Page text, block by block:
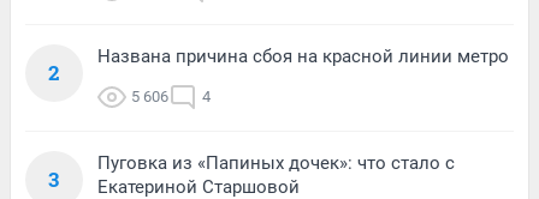
2
Названа причина сбоя на красной линии метро
5 606 4
3
Пуговка из «Папиных дочек»: что стало с
Екатериной Старшовой